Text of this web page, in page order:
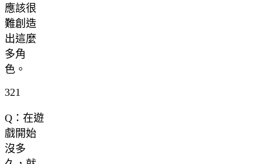
應該很
難創造
出這麼
多角
色。
321
Q：在遊
戲開始
沒多